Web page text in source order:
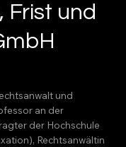
Frist und
und
an der
der Hochschule
Rechtsanwältin